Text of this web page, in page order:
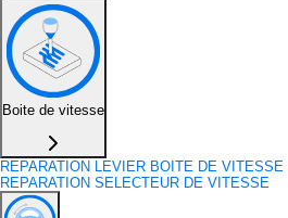
Boite de vitesse
REPARATION LEVIER BOITE DE VITESSE
REPARATION SELECTEUR DE VITESSE